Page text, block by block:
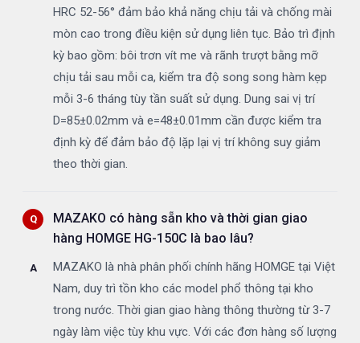
HRC 52-56° đảm bảo khả năng chịu tải và chống mài
mòn cao trong điều kiện sử dụng liên tục. Bảo trì định
kỳ bao gồm: bôi trơn vít me và rãnh trượt bằng mỡ
chịu tải sau mỗi ca, kiểm tra độ song song hàm kẹp
mỗi 3-6 tháng tùy tần suất sử dụng. Dung sai vị trí
D=85±0.02mm và e=48±0.01mm cần được kiểm tra
định kỳ để đảm bảo độ lặp lại vị trí không suy giảm
theo thời gian.
MAZAKO có hàng sẵn kho và thời gian giao
hàng HOMGE HG-150C là bao lâu?
MAZAKO là nhà phân phối chính hãng HOMGE tại Việt
Nam, duy trì tồn kho các model phổ thông tại kho
trong nước. Thời gian giao hàng thông thường từ 3-7
ngày làm việc tùy khu vực. Với các đơn hàng số lượng